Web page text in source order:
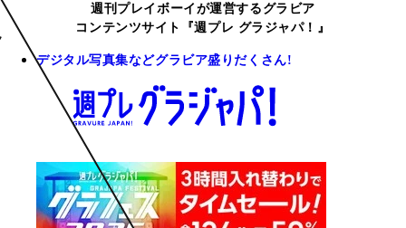
週刊プレイボーイが運営するグラビア
コンテンツサイト『週プレ グラジャパ！』
デジタル写真集などグラビア盛りだくさん!